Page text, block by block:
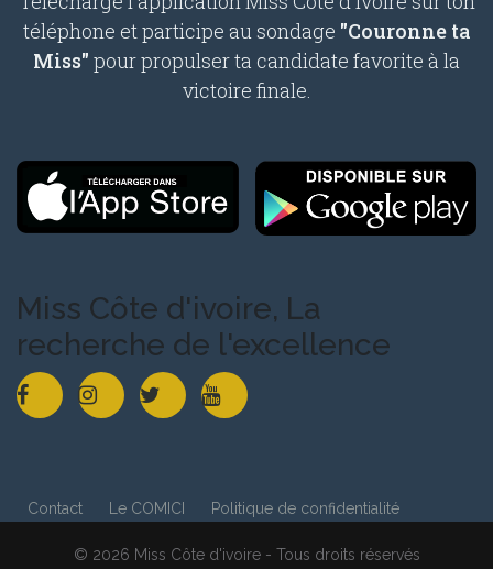
téléphone et participe au sondage "Couronne ta
Miss" pour propulser ta candidate favorite à la
victoire finale.
Miss Côte d'ivoire, La
recherche de l'excellence
Contact Le COMICI Politique de confidentialité
© 2026 Miss Côte d'ivoire - Tous droits réservés